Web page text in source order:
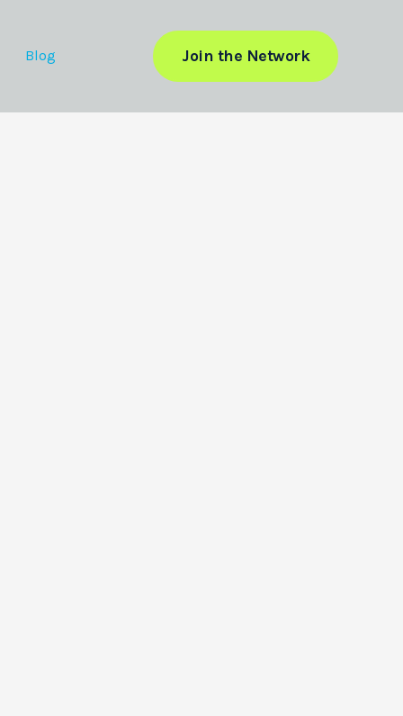
Blog Join the Network